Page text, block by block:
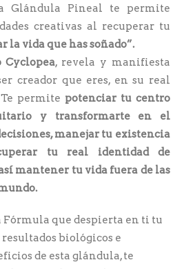
Glándula Pineal te permite
creativas al recuperar tu
la vida que has soñado”.
Cyclopea, revela y manifiesta
creador que eres, en su real
permite potenciar tu centro
y transformarte en el
manejar tu existencia
tu real identidad de
mantener tu vida fuera de las
que despierta en ti tu
biológicos e
de esta glándula, te